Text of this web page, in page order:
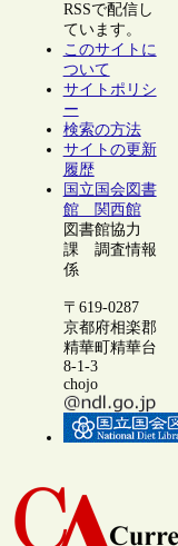
RSSで配信し
ています。
このサイトに
ついて
サイトポリシ
ー
検索の方法
サイトの更新
履歴
国立国会図書
館 関西館
図書館協力
課 調査情報
係
〒619-0287
京都府相楽郡
精華町精華台
8-1-3
chojo